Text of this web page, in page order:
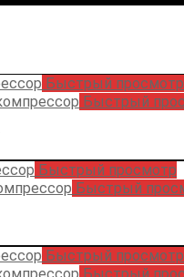
Быстрый просмотр
Быстрый
Быстрый просмотр
Быстрый
Быстрый просмотр